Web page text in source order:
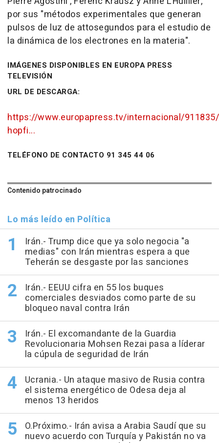
por sus "métodos experimentales que generan
pulsos de luz de attosegundos para el estudio de
la dinámica de los electrones en la materia".
IMÁGENES DISPONIBLES EN EUROPA PRESS
TELEVISIÓN
URL DE DESCARGA:
https://www.europapress.tv/internacional/
hopfi...
TELÉFONO DE CONTACTO 91 345 44 06
Contenido patrocinado
Lo más leído en Política
Irán.- Trump dice que ya solo negocia "a
medias" con Irán mientras espera a que
Teherán se desgaste por las sanciones
Irán.- EEUU cifra en 55 los buques
comerciales desviados como parte de su
bloqueo naval contra Irán
Irán.- El excomandante de la Guardia
Revolucionaria Mohsen Rezai pasa a líderar
la cúpula de seguridad de Irán
Ucrania.- Un ataque masivo de Rusia contra
el sistema energético de Odesa deja al
menos 13 heridos
O.Próximo.- Irán avisa a Arabia Saudí que su
nuevo acuerdo con Turquía y Pakistán no va